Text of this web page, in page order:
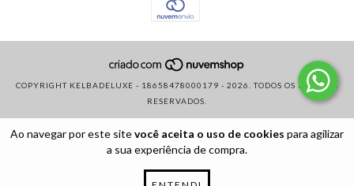
Ao navegar por este sitevocê aceita o uso de cookies para agilizar
a sua experiência de compra.
COPYRIGHT KELBADELUXE - 18658478000179 - 2026. TODOS OS DIREITOS
RESERVADOS.